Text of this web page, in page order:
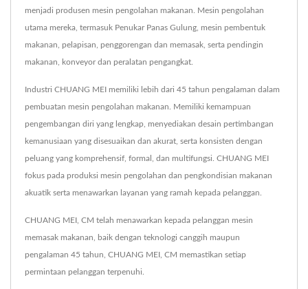
menjadi produsen mesin pengolahan makanan. Mesin pengolahan
utama mereka, termasuk Penukar Panas Gulung, mesin pembentuk
makanan, pelapisan, penggorengan dan memasak, serta pendingin
makanan, konveyor dan peralatan pengangkat.
Industri CHUANG MEI memiliki lebih dari 45 tahun pengalaman dalam
pembuatan mesin pengolahan makanan. Memiliki kemampuan
pengembangan diri yang lengkap, menyediakan desain pertimbangan
kemanusiaan yang disesuaikan dan akurat, serta konsisten dengan
peluang yang komprehensif, formal, dan multifungsi. CHUANG MEI
fokus pada produksi mesin pengolahan dan pengkondisian makanan
akuatik serta menawarkan layanan yang ramah kepada pelanggan.
CHUANG MEI, CM telah menawarkan kepada pelanggan mesin
memasak makanan, baik dengan teknologi canggih maupun
pengalaman 45 tahun, CHUANG MEI, CM memastikan setiap
permintaan pelanggan terpenuhi.